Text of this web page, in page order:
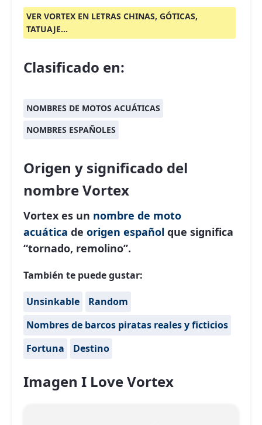
VER VORTEX EN LETRAS CHINAS, GÓTICAS,
TATUAJE...
Clasificado en:
NOMBRES DE MOTOS ACUÁTICAS
NOMBRES ESPAÑOLES
Origen y significado del
nombre Vortex
Vortex es un nombre de moto
acuática de origen español que significa
“tornado, remolino”.
También te puede gustar:
Unsinkable
Random
Nombres de barcos piratas reales y ficticios
Fortuna
Destino
Imagen I Love Vortex